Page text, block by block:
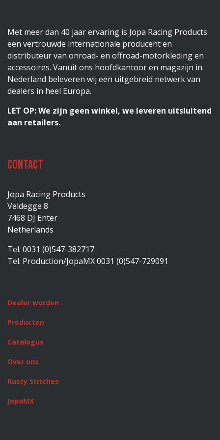
Met meer dan 40 jaar ervaring is Jopa Racing Products
een vertrouwde internationale producent en
distributeur van onroad- en offroad-motorkleding en
accessoires. Vanuit ons hoofdkantoor en magazijn in
Nederland beleveren wij een uitgebreid netwerk van
dealers in heel Europa.
LET OP: We zijn geen winkel, we leveren uitsluitend
aan retailers.
Contact
Jopa Racing Products
Veldegge 8
7468 DJ Enter
Netherlands
Tel. 0031 (0)547-382717
Tel. Production/JopaMX 0031 (0)547-729091
Dealer worden
Producten
Catalogus
Over ons
Rusty Stitches
JopaMX